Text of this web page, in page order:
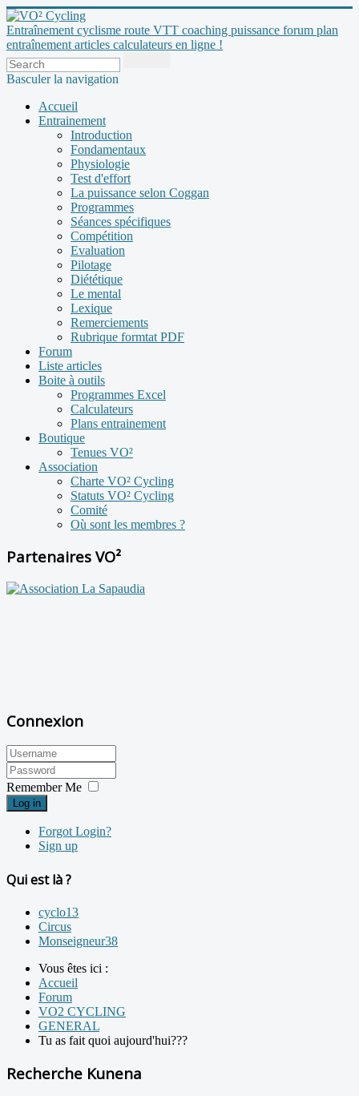
Entraînement cyclisme route VTT coaching puissance forum plan
entraînement articles calculateurs en ligne !
Basculer la navigation
Accueil
Entrainement
Introduction
Fondamentaux
Physiologie
Test d'effort
La puissance selon Coggan
Programmes
Séances spécifiques
Compétition
Evaluation
Pilotage
Diététique
Le mental
Lexique
Remerciements
Rubrique formtat PDF
Forum
Liste articles
Boite à outils
Programmes Excel
Calculateurs
Plans entrainement
Boutique
Tenues VO²
Association
Charte VO² Cycling
Statuts VO² Cycling
Comité
Où sont les membres ?
Partenaires VO²
Connexion
Remember Me
Log in
Forgot Login?
Sign up
Qui est là ?
cyclo13
Circus
Monseigneur38
Vous êtes ici :
Accueil
Forum
VO2 CYCLING
GENERAL
Tu as fait quoi aujourd'hui???
Recherche Kunena